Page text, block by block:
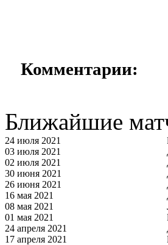
Комментарии:
Ближайшие
24 июля 2021
03 июля 2021
02 июля 2021
30 июня 2021
26 июня 2021
16 мая 2021
08 мая 2021
01 мая 2021
24 апреля 2021
17 апреля 2021